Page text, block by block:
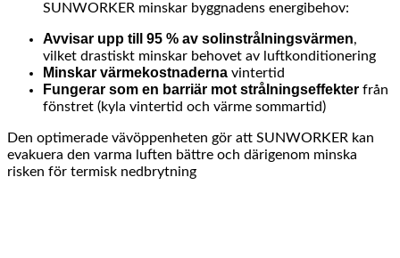
SUNWORKER minskar byggnadens energibehov:
Avvisar upp till 95 % av solinstrålningsvärmen,
vilket drastiskt minskar behovet av luftkonditionering
Minskar värmekostnaderna vintertid
Fungerar som en barriär mot strålningseffekter från
fönstret (kyla vintertid och värme sommartid)
Den optimerade vävöppenheten gör att SUNWORKER kan
evakuera den varma luften bättre och därigenom minska
risken för termisk nedbrytning